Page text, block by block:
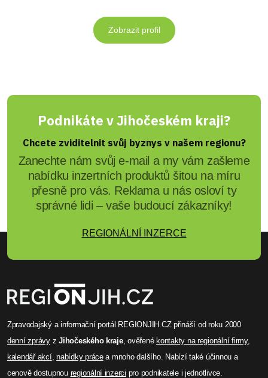
Zobrazit profil
Podnikáte v Jihočeském kraji?
Chcete zviditelnit svůj byznys v našem regionu?
Zanechte nám svůj e-mail a my vám zašleme
nabídku inzertních produktů šitou na míru
přesně pro vás. Reklama u nás osloví ty
správné lidi – vaše budoucí zákazníky!
REGIONÁLNÍ INZERCE
Zpravodajský a informační portál REGIONJIH.CZ přináší od roku 2000
denní zprávyzJihočeského kraje, ověřené kontakty na regionální firmy,
kalendář akcí,nabídky prácea mnoho dalšího. Nabízí také účinnou a
cenově dostupnou regionální inzerci pro podnikatele i jednotlivce.